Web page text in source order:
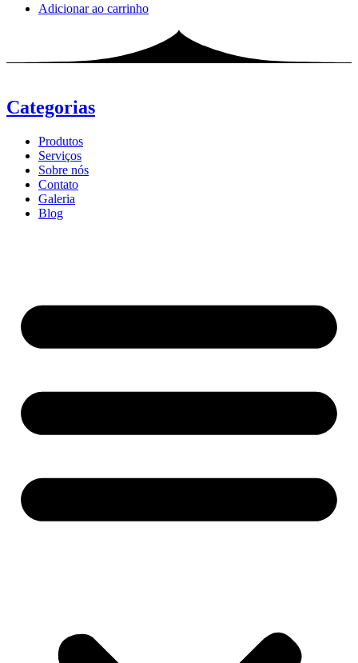
Adicionar ao carrinho
Categorias
Produtos
Serviços
Sobre nós
Contato
Galeria
Blog